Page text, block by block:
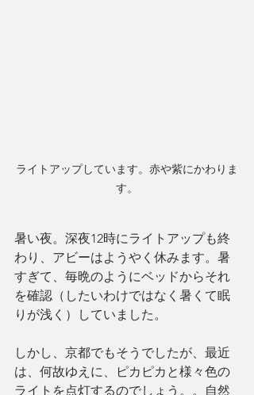
ライトアップしています。赤や紫にかわりま
す。
暑い夜。深夜12時にライトアップも終
わり、アビーはようやく休みます。暑
すぎて、毎晩のようにベッドからそれ
を確認（したいわけではなく暑くて眠
りが浅く）していました。
しかし、京都でもそうでしたが、最近
は、何故ゆえに、ピカピカと様々色の
ライトを点灯するのでしょう。。自然